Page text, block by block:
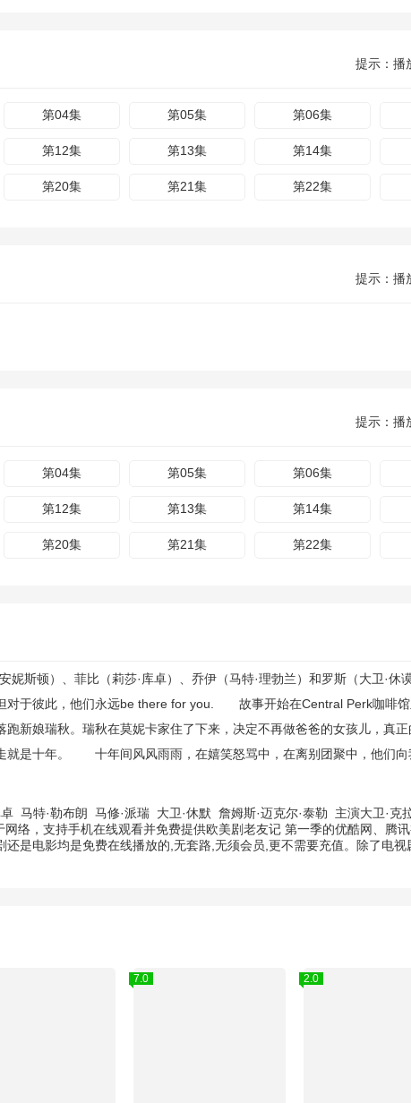
提示：播
第04集 第05集 第06集
第12集 第13集 第14集
第20集 第21集 第22集
提示：播
提示：播
第04集 第05集 第06集
第12集 第13集 第14集
第20集 第21集 第22集
斯顿）、菲比（莉莎·库卓）、乔伊（马特·理勃兰）和罗斯（大卫·休
对于彼此，他们永远be there for you. 故事开始在Central Perk咖啡
新娘瑞秋。瑞秋在莫妮卡家住了下来，决定不再做爸爸的女孩儿，真
就是十年。 十年间风风雨雨，在嬉笑怒骂中，在离别团聚中，他们
马特·勒布朗 马修·派瑞 大卫·休默 詹姆斯·迈克尔·泰勒 主演大卫·克
络，支持手机在线观看并免费提供欧美剧老友记 第一季的优酷网、腾
是电影均是免费在线播放的,无套路,无须会员,更不需要充值。除了电
7.0 2.0